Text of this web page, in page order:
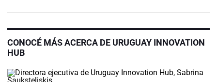
CONOCÉ MÁS ACERCA DE URUGUAY INNOVATION
HUB